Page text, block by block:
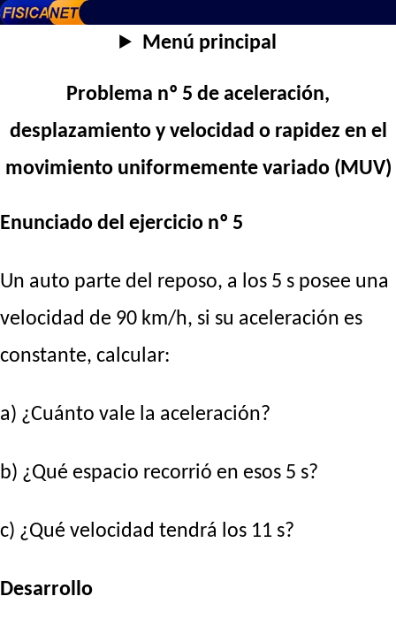
Menú principal
Problema nº 5 de aceleración,
desplazamiento y velocidad o rapidez en el
movimiento uniformemente variado (MUV)
Enunciado del ejercicio nº 5
Un auto parte del reposo, a los 5 s posee una
velocidad de 90 km/h, si su aceleración es
constante, calcular:
a) ¿Cuánto vale la aceleración?
b) ¿Qué espacio recorrió en esos 5 s?
c) ¿Qué velocidad tendrá los 11 s?
Desarrollo